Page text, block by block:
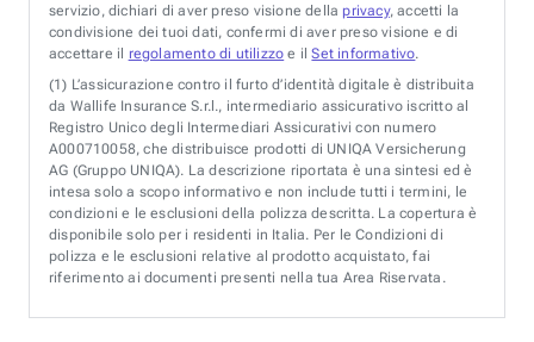
servizio, dichiari di aver preso visione della privacy, accetti la
condivisione dei tuoi dati, confermi di aver preso visione e di
accettare il regolamento di utilizzo e ilSet informativo.
(1) L’assicurazione contro il furto d’identità digitale è distribuita
da Wallife Insurance S.r.l., intermediario assicurativo iscritto al
Registro Unico degli Intermediari Assicurativi con numero
A000710058, che distribuisce prodotti di UNIQA Versicherung
AG (Gruppo UNIQA). La descrizione riportata è una sintesi ed è
intesa solo a scopo informativo e non include tutti i termini, le
condizioni e le esclusioni della polizza descritta. La copertura è
disponibile solo per i residenti in Italia. Per le Condizioni di
polizza e le esclusioni relative al prodotto acquistato, fai
riferimento ai documenti presenti nella tua Area Riservata.